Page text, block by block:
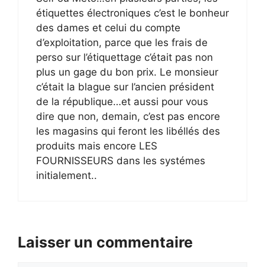
étiquettes électroniques c’est le bonheur
des dames et celui du compte
d’exploitation, parce que les frais de
perso sur l’étiquettage c’était pas non
plus un gage du bon prix. Le monsieur
c’était la blague sur l’ancien président
de la république…et aussi pour vous
dire que non, demain, c’est pas encore
les magasins qui feront les libéllés des
produits mais encore LES
FOURNISSEURS dans les systémes
initialement..
Laisser un commentaire